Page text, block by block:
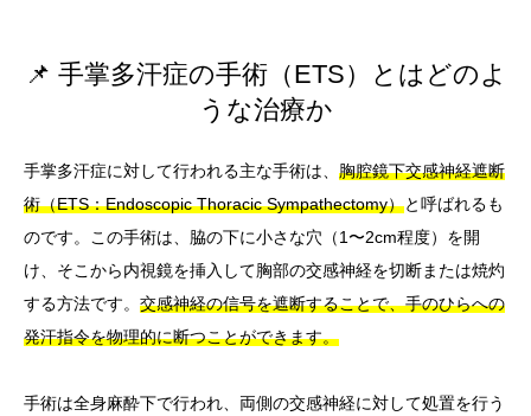
📌 手掌多汗症の手術（ETS）とはどのよ
うな治療か
手掌多汗症に対して行われる主な手術は、 胸腔鏡下交感神経遮断
術（ETS：Endoscopic Thoracic Sympathectomy）と呼ばれるも
のです。この手術は、脇の下に小さな穴（1〜2cm程度）を開
け、そこから内視鏡を挿入して胸部の交感神経を切断または焼灼
する方法です。 交感神経の信号を遮断することで、手のひらへの
発汗指令を物理的に断つことができます。
手術は全身麻酔下で行われ、両側の交感神経に対して処置を行う